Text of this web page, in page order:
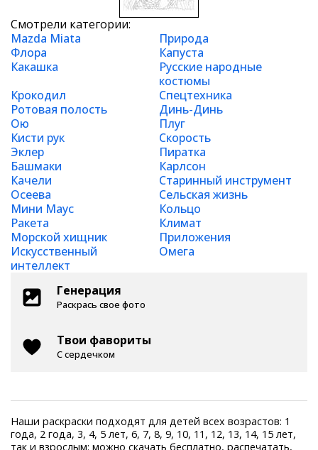
Смотрели категории:
Mazda Miata
Природа
Флора
Капуста
Какашка
Русские народные
костюмы
Крокодил
Спецтехника
Ротовая полость
Динь-Динь
Ою
Плуг
Кисти рук
Скорость
Эклер
Пиратка
Башмаки
Карлсон
Качели
Старинный инструмент
Осеева
Сельская жизнь
Мини Маус
Кольцо
Ракета
Климат
Морской хищник
Приложения
Искусственный
интеллект
Омега
Генерация
Раскрась свое фото
Твои фавориты
С сердечком
Наши раскраски подходят для детей всех возрастов: 1
года, 2 года, 3, 4, 5 лет, 6, 7, 8, 9, 10, 11, 12, 13, 14, 15 лет,
так и взрослым: можно скачать бесплатно, распечатать,